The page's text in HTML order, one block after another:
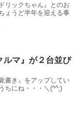
リックちゃん』とのお
ょうど半年を迎える事
ルマ』が２台並び
書き』をアップしてい
ちにね・・・＼(^^;)ゞ